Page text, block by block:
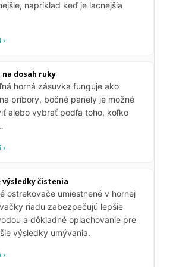
napríklad keď je lacnejšia
›
dosah ruky
horná zásuvka funguje ako
príbory, bočné panely je možné
alebo vybrať podľa toho, koľko
›
výsledky čistenia
ostrekovače umiestnené v hornej
riadu zabezpečujú lepšie
a dôkladné oplachovanie pre
výsledky umývania.
›